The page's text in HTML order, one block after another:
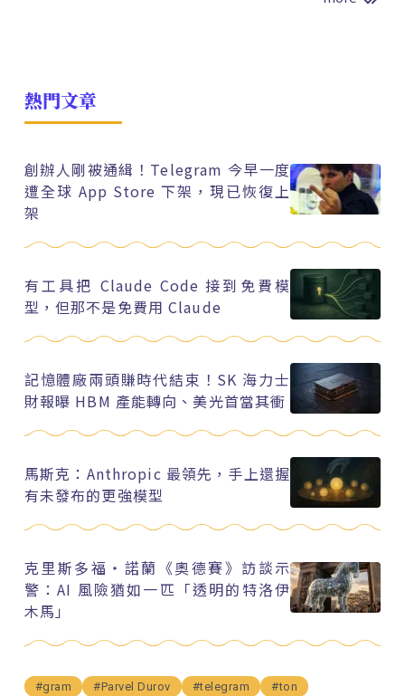
熱門文章
創辦人剛被通緝！Telegram 今早一度
遭全球 App Store 下架，現已恢復上
架
有工具把 Claude Code 接到免費模
型，但那不是免費用 Claude
記憶體廠兩頭賺時代結束！SK 海力士
財報曝 HBM 產能轉向、美光首當其衝
馬斯克：Anthropic 最領先，手上還握
有未發布的更強模型
克里斯多福・諾蘭《奧德賽》訪談示
警：AI 風險猶如一匹「透明的特洛伊
木馬」
#gram #Parvel Durov #telegram
#ton